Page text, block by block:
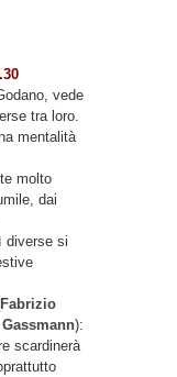
vede
tra loro.
mentalità
molto
dai
diverse si
Fabrizio
):
scardinerà